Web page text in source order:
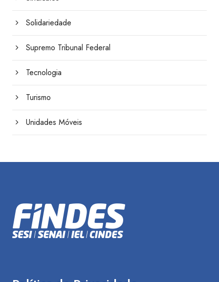
Solidariedade
Supremo Tribunal Federal
Tecnologia
Turismo
Unidades Móveis